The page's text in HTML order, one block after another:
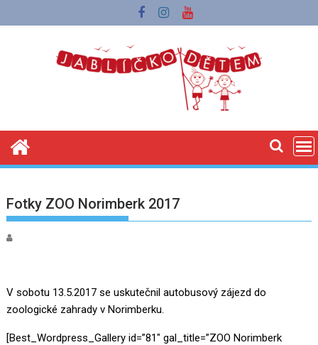
to
Fotky ZOO Norimberk 2017
V sobotu 13.5.2017 se uskutečnil autobusový zájezd do
zoologické zahrady v Norimberku.
[Best_Wordpress_Gallery id=”81″ gal_title=”ZOO Norimberk